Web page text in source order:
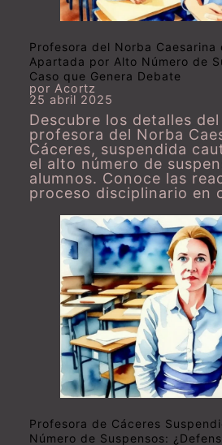
Profesora del Norba Caesarina
Apartada por Alto Número de
Caso que Genera Debate
por Acortz
25 abril 2025
Descubre los detalles
profesora del Norba
Cáceres, suspendida
el alto número de
alumnos. Conoce las
proceso disciplinario en
Profesora de Cáceres
Número de Suspensos: